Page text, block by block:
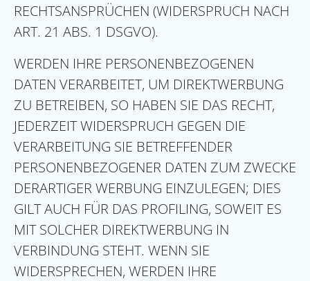
RECHTSANSPRÜCHEN (WIDERSPRUCH NACH
ART. 21 ABS. 1 DSGVO).
WERDEN IHRE PERSONENBEZOGENEN
DATEN VERARBEITET, UM DIREKTWERBUNG
ZU BETREIBEN, SO HABEN SIE DAS RECHT,
JEDERZEIT WIDERSPRUCH GEGEN DIE
VERARBEITUNG SIE BETREFFENDER
PERSONENBEZOGENER DATEN ZUM ZWECKE
DERARTIGER WERBUNG EINZULEGEN; DIES
GILT AUCH FÜR DAS PROFILING, SOWEIT ES
MIT SOLCHER DIREKTWERBUNG IN
VERBINDUNG STEHT. WENN SIE
WIDERSPRECHEN, WERDEN IHRE